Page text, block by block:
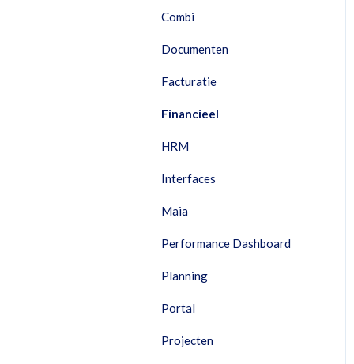
Combi
Documenten
Facturatie
Financieel
HRM
Interfaces
Maia
Performance Dashboard
Planning
Portal
Projecten